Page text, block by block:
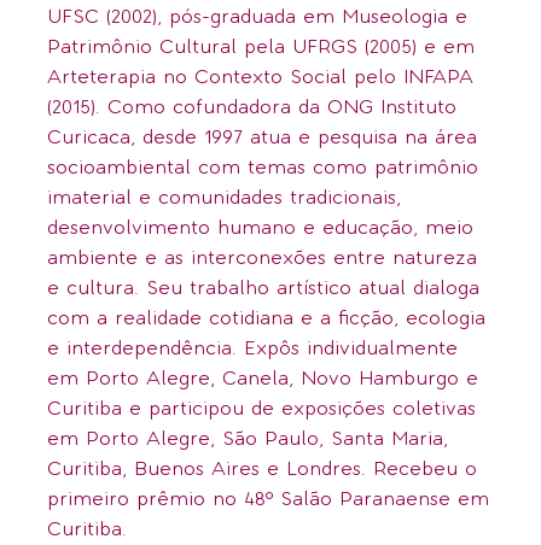
UFSC (2002), pós-graduada em Museologia e
Patrimônio Cultural pela UFRGS (2005) e em
Arteterapia no Contexto Social pelo INFAPA
(2015). Como cofundadora da ONG Instituto
Curicaca, desde 1997 atua e pesquisa na área
socioambiental com temas como patrimônio
imaterial e comunidades tradicionais,
desenvolvimento humano e educação, meio
ambiente e as interconexões entre natureza
e cultura. Seu trabalho artístico atual dialoga
com a realidade cotidiana e a ficção, ecologia
e interdependência. Expôs individualmente
em Porto Alegre, Canela, Novo Hamburgo e
Curitiba e participou de exposições coletivas
em Porto Alegre, São Paulo, Santa Maria,
Curitiba, Buenos Aires e Londres. Recebeu o
primeiro prêmio no 48º Salão Paranaense em
Curitiba.